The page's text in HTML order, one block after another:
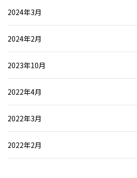
2024年3月
2024年2月
2023年10月
2022年4月
2022年3月
2022年2月